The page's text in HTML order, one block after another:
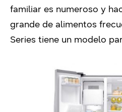
familiar es numeroso y
grande de alimentos
Series tiene un modelo